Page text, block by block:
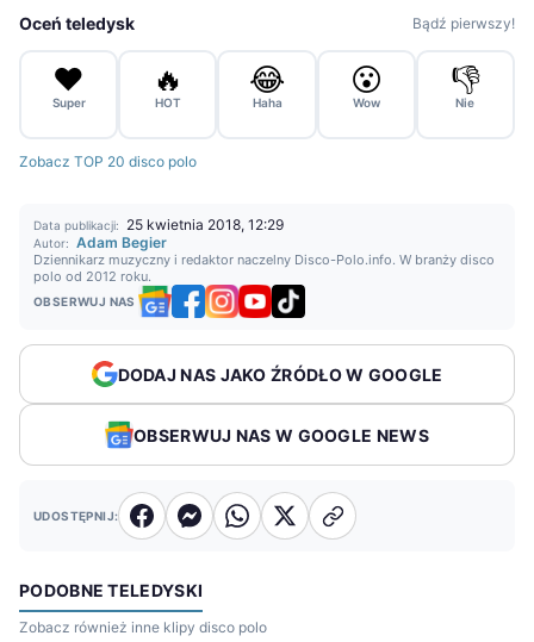
Oceń teledysk Bądź pierwszy!
❤️
Super
🔥
HOT
😂
Haha
😮
Wow
👎
Nie
Zobacz TOP 20 disco polo
Data publikacji: 25 kwietnia 2018, 12:29
Autor: Adam Begier
Dziennikarz muzyczny i redaktor naczelny Disco-Polo.info. W branży disco
polo od 2012 roku.
OBSERWUJ NAS
DODAJ NAS JAKO ŹRÓDŁO W GOOGLE
OBSERWUJ NAS W GOOGLE NEWS
UDOSTĘPNIJ:
PODOBNE TELEDYSKI
Zobacz również inne klipy disco polo